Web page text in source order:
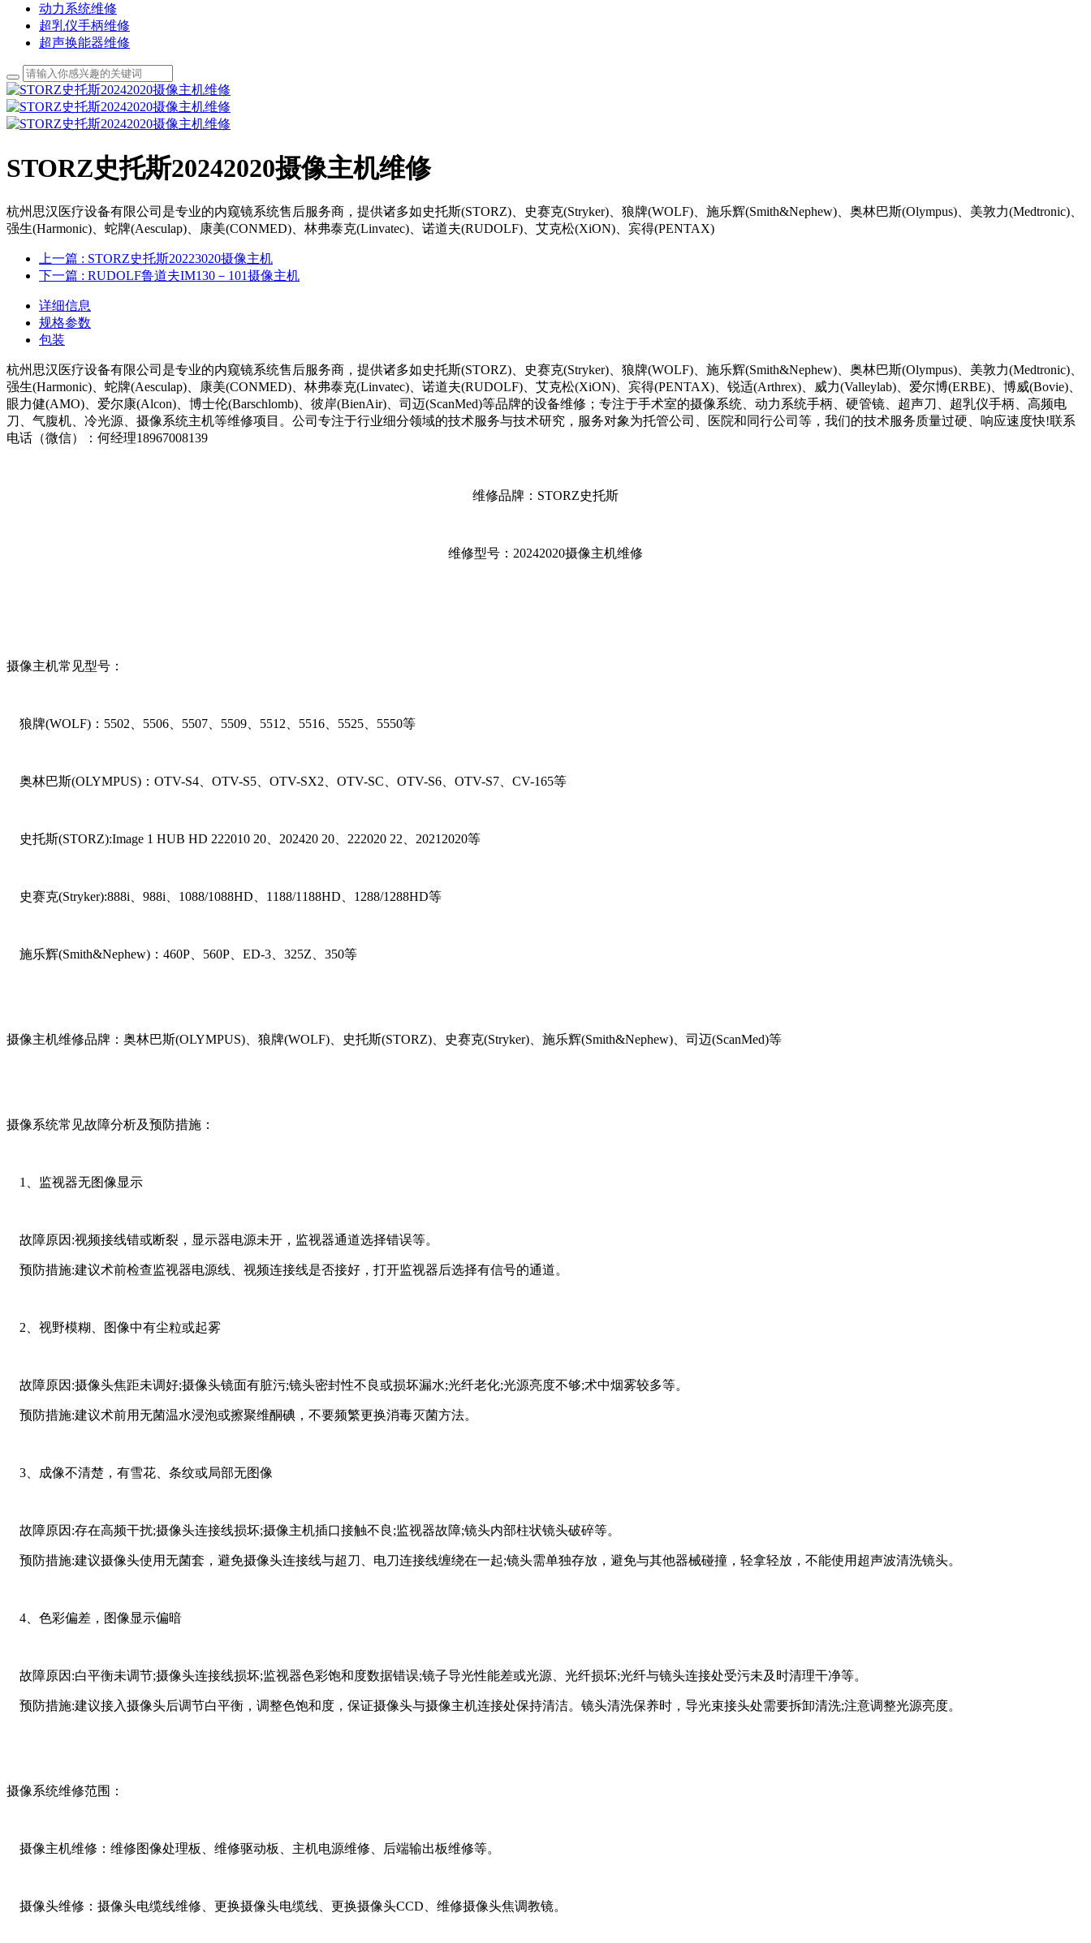
动力系统维修
超乳仪手柄维修
超声换能器维修
STORZ史托斯20242020摄像主机维修
杭州思汉医疗设备有限公司是专业的内窥镜系统售后服务商，提供诸多如史托斯(STORZ)、史赛克(Stryker)、狼牌(WOLF)、施乐辉(Smith&Nephew)、奥林巴斯(Olympus)、美敦力(Medtronic)、
强生(Harmonic)、蛇牌(Aesculap)、康美(CONMED)、林弗泰克(Linvatec)、诺道夫(RUDOLF)、艾克松(XiON)、宾得(PENTAX)
上一篇 : STORZ史托斯20223020摄像主机
下一篇 : RUDOLF鲁道夫IM130－101摄像主机
详细信息
规格参数
包装
杭州思汉医疗设备有限公司是专业的内窥镜系统售后服务商，提供诸多如史托斯(STORZ)、史赛克(Stryker)、狼牌(WOLF)、施乐辉(Smith&Nephew)、奥林巴斯(Olympus)、美敦力(Medtronic)、
强生(Harmonic)、蛇牌(Aesculap)、康美(CONMED)、林弗泰克(Linvatec)、诺道夫(RUDOLF)、艾克松(XiON)、宾得(PENTAX)、锐适(Arthrex)、威力(Valleylab)、爱尔博(ERBE)、博威(Bovie)、
眼力健(AMO)、爱尔康(Alcon)、博士伦(Barschlomb)、彼岸(BienAir)、司迈(ScanMed)等品牌的设备维修；专注于手术室的摄像系统、动力系统手柄、硬管镜、超声刀、超乳仪手柄、高频电
刀、气腹机、冷光源、摄像系统主机等维修项目。公司专注于行业细分领域的技术服务与技术研究，服务对象为托管公司、医院和同行公司等，我们的技术服务质量过硬、响应速度快!联系
电话（微信）：何经理18967008139
维修品牌：STORZ史托斯
维修型号：20242020摄像主机维修
摄像主机常见型号：
狼牌(WOLF)：5502、5506、5507、5509、5512、5516、5525、5550等
奥林巴斯(OLYMPUS)：OTV-S4、OTV-S5、OTV-SX2、OTV-SC、OTV-S6、OTV-S7、CV-165等
史托斯(STORZ):Image 1 HUB HD 222010 20、202420 20、222020 22、20212020等
史赛克(Stryker):888i、988i、1088/1088HD、1188/1188HD、1288/1288HD等
施乐辉(Smith&Nephew)：460P、560P、ED-3、325Z、350等
摄像主机维修品牌：奥林巴斯(OLYMPUS)、狼牌(WOLF)、史托斯(STORZ)、史赛克(Stryker)、施乐辉(Smith&Nephew)、司迈(ScanMed)等
摄像系统常见故障分析及预防措施：
1、监视器无图像显示
故障原因:视频接线错或断裂，显示器电源未开，监视器通道选择错误等。
预防措施:建议术前检查监视器电源线、视频连接线是否接好，打开监视器后选择有信号的通道。
2、视野模糊、图像中有尘粒或起雾
故障原因:摄像头焦距未调好;摄像头镜面有脏污;镜头密封性不良或损坏漏水;光纤老化;光源亮度不够;术中烟雾较多等。
预防措施:建议术前用无菌温水浸泡或擦聚维酮碘，不要频繁更换消毒灭菌方法。
3、成像不清楚，有雪花、条纹或局部无图像
故障原因:存在高频干扰;摄像头连接线损坏;摄像主机插口接触不良;监视器故障;镜头内部柱状镜头破碎等。
预防措施:建议摄像头使用无菌套，避免摄像头连接线与超刀、电刀连接线缠绕在一起;镜头需单独存放，避免与其他器械碰撞，轻拿轻放，不能使用超声波清洗镜头。
4、色彩偏差，图像显示偏暗
故障原因:白平衡未调节;摄像头连接线损坏;监视器色彩饱和度数据错误;镜子导光性能差或光源、光纤损坏;光纤与镜头连接处受污未及时清理干净等。
预防措施:建议接入摄像头后调节白平衡，调整色饱和度，保证摄像头与摄像主机连接处保持清洁。镜头清洗保养时，导光束接头处需要拆卸清洗;注意调整光源亮度。
摄像系统维修范围：
摄像主机维修：维修图像处理板、维修驱动板、主机电源维修、后端输出板维修等。
摄像头维修：摄像头电缆线维修、更换摄像头电缆线、更换摄像头CCD、维修摄像头焦调教镜。